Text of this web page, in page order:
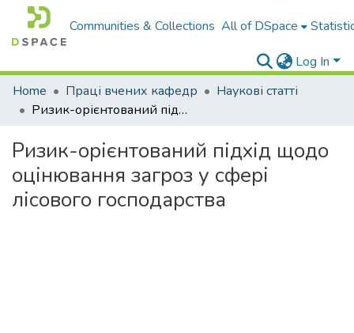
Communities & Collections All of DSpace
Log In
Home
Праці вчених кафедр
Наукові статті
Ризик-орієнтований підхід щодо оцінювання загроз у сфері лісового господарства
Ризик-орієнтований підхід щодо
оцінювання загроз у сфері
лісового господарства